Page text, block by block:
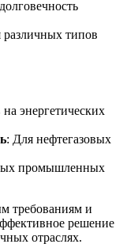
различных типов
энергетических
: Для нефтегазовых
промышленных
требованиям и
решение
отраслях.